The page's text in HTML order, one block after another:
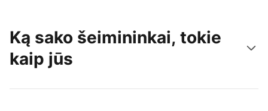
Ką sako šeimininkai, tokie
kaip jūs